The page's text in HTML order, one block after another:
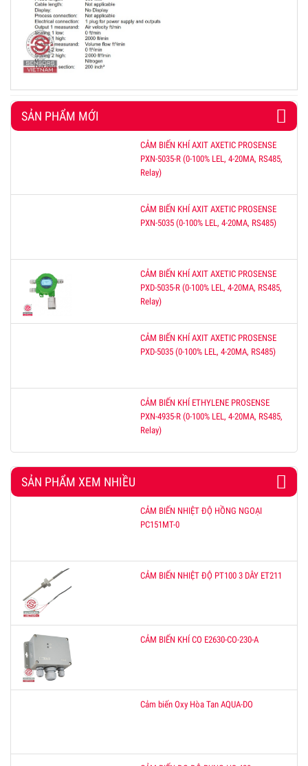
SẢN PHẨM MỚI
CẢM BIẾN KHÍ AXIT AXETIC PROSENSE
PXN-5035-R (0-100% LEL, 4-20MA, RS485,
Relay)
CẢM BIẾN KHÍ AXIT AXETIC PROSENSE
PXN-5035 (0-100% LEL, 4-20MA, RS485)
CẢM BIẾN KHÍ AXIT AXETIC PROSENSE
PXD-5035-R (0-100% LEL, 4-20MA, RS485,
Relay)
CẢM BIẾN KHÍ AXIT AXETIC PROSENSE
PXD-5035 (0-100% LEL, 4-20MA, RS485)
CẢM BIẾN KHÍ ETHYLENE PROSENSE
PXN-4935-R (0-100% LEL, 4-20MA, RS485,
Relay)
SẢN PHẨM XEM NHIỀU
CẢM BIẾN NHIỆT ĐỘ HỒNG NGOẠI
PC151MT-0
CẢM BIẾN NHIỆT ĐỘ PT100 3 DÂY ET211
CẢM BIẾN KHÍ CO E2630-CO-230-A
Cảm biến Oxy Hòa Tan AQUA-DO